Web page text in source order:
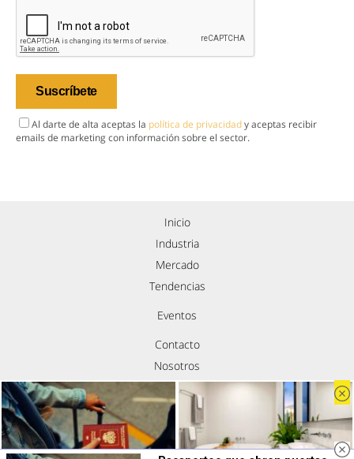
Al darte de alta aceptas la política de privacidady aceptas recibir
emails de marketing con información sobre el sector.
Inicio
Industria
Mercado
Tendencias
Eventos
Contacto
Nosotros
Política de privacidad
Aviso legal
Política de cookies